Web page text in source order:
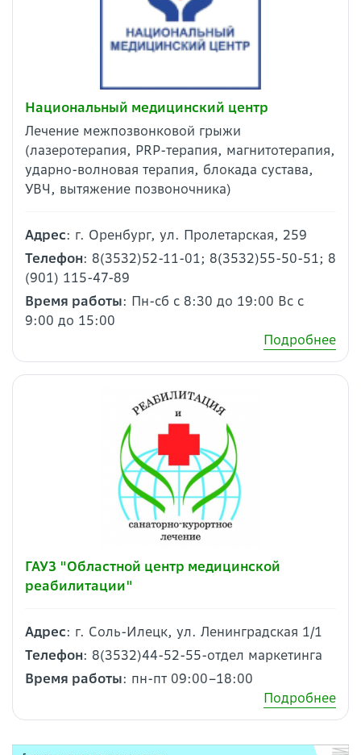
Национальный медицинский центр
Лечение межпозвонковой грыжи
(лазеротерапия, PRP-терапия, магнитотерапия,
ударно-волновая терапия, блокада сустава,
УВЧ, вытяжение позвоночника)
Адрес: г. Оренбург, ул. Пролетарская, 259
Телефон: 8(3532)52-11-01; 8(3532)55-50-51; 8
(901) 115-47-89
Время работы: Пн-сб с 8:30 до 19:00 Вс с
9:00 до 15:00
Подробнее
ГАУЗ "Областной центр медицинской
реабилитации"
Адрес: г. Соль-Илецк, ул. Ленинградская 1/1
Телефон: 8(3532)44-52-55-отдел маркетинга
Время работы: пн-пт 09:00–18:00
Подробнее